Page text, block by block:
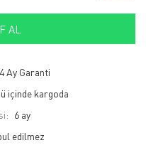
AL
Ay Garanti
içinde kargoda
6 ay